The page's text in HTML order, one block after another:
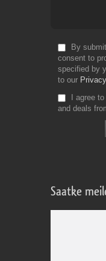
By
consent to
specified by
to our
I agree
and deals
Saatke